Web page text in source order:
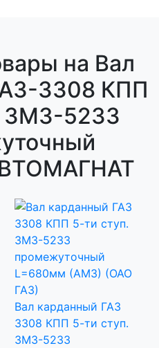
на Вал
3308 КПП
ЗМЗ-5233
Вал карданный ГАЗ
3308 КПП 5-ти ступ.
ЗМЗ-5233